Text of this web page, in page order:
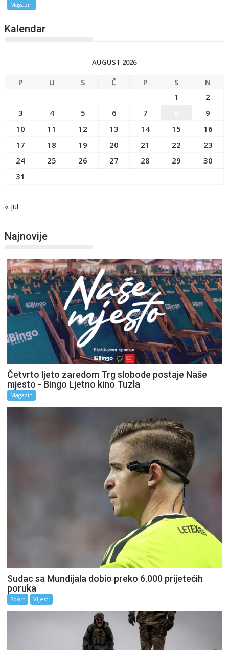
Magazin
Kalendar
AUGUST 2026
P U S Č P S
N
1
2
3
4 5 6 7
9
10
11 12 13 14 15
16
17
18 19 20 21 22
23
24
25 26 27 28 29
30
31
« jul
Najnovije
Četvrto ljeto zaredom Trg slobode postaje Naše
mjesto - Bingo Ljetno kino Tuzla
Magazin
Sudac sa Mundijala dobio preko 6.000 prijetećih
poruka
Sport Vijesti